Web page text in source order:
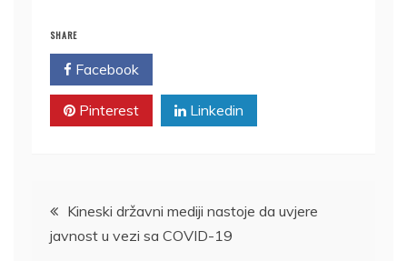
SHARE
Facebook
Pinterest Linkedin
Kretanje
Kineski državni mediji nastoje da uvjere
javnost u vezi sa COVID-19